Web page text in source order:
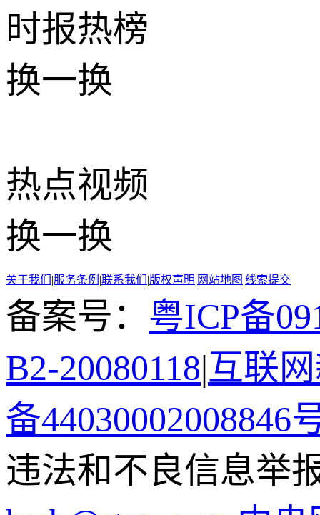
时报热榜
换一换
热点视频
换一换
关于我们 |服务条例 |联系我们 |版权声明| 网站地图 |线索提交
备案号： 粤ICP备
B2-20080118|互联
备44030002008846
违法和不良信息举